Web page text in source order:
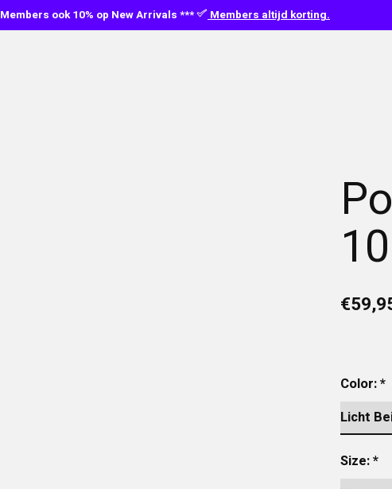
Members ook 10% op New Arrivals *** Members altijd korting.
Color:*
Size:*